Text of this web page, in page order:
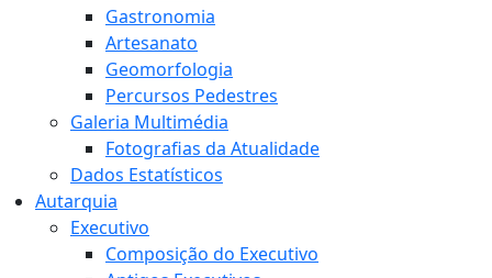
Gastronomia
Artesanato
Geomorfologia
Percursos Pedestres
Galeria Multimédia
Fotografias da Atualidade
Dados Estatísticos
Autarquia
Executivo
Composição do Executivo